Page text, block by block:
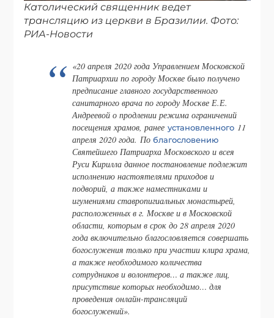
Католический священник ведет
трансляцию из церкви в Бразилии. Фото:
РИА-Новости
«20 апреля 2020 года Управлением Московской
Патриархии по городу Москве было получено
предписание главного государственного
санитарного врача по городу Москве Е.Е.
Андреевой о продлении режима ограничений
посещения храмов, ранееустановленного 11
апреля 2020 года. Поблагословению
Святейшего Патриарха Московского и всея
Руси Кирилла данное постановление подлежит
исполнению настоятелями приходов и
подворий, а также наместниками и
игумениями ставропигиальных монастырей,
расположенных в г. Москве и в Московской
области, которым в срок до 28 апреля 2020
года включительно благословляется совершать
богослужения только при участии клира храма,
а также необходимого количества
сотрудников и волонтеров… а также лиц,
присутствие которых необходимо… для
проведения онлайн-трансляций
богослужений».